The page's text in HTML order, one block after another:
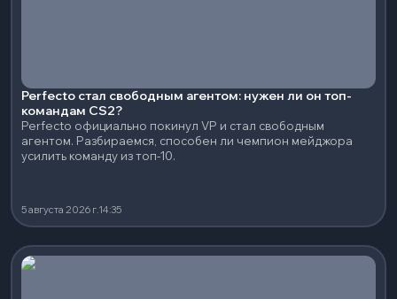
Perfecto стал свободным агентом: нужен ли он топ-
командам CS2?
Perfecto официально покинул VP и стал свободным
агентом. Разбираемся, способен ли чемпион мейджора
усилить команду из топ-10.
5 августа 2026 г.14:35